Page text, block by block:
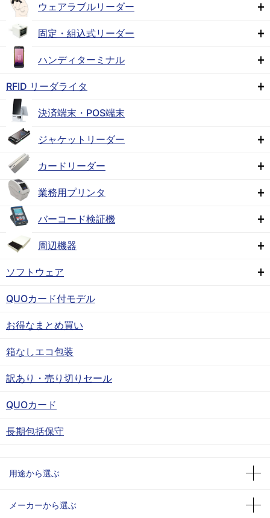
ウェアラブルリーダー
固定・組込式リーダー
ハンディターミナル
RFID リーダライタ
決済端末・POS端末
ジャケットリーダー
カードリーダー
業務用プリンタ
バーコード検証機
周辺機器
ソフトウェア
QUOカード付モデル
お得なまとめ買い
箱なしエコ包装
訳あり・売り切りセール
QUOカード
長期包括保守
用途から選ぶ
メーカーから選ぶ